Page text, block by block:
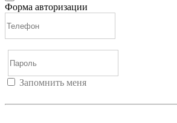
Форма авторизации
Запомнить меня